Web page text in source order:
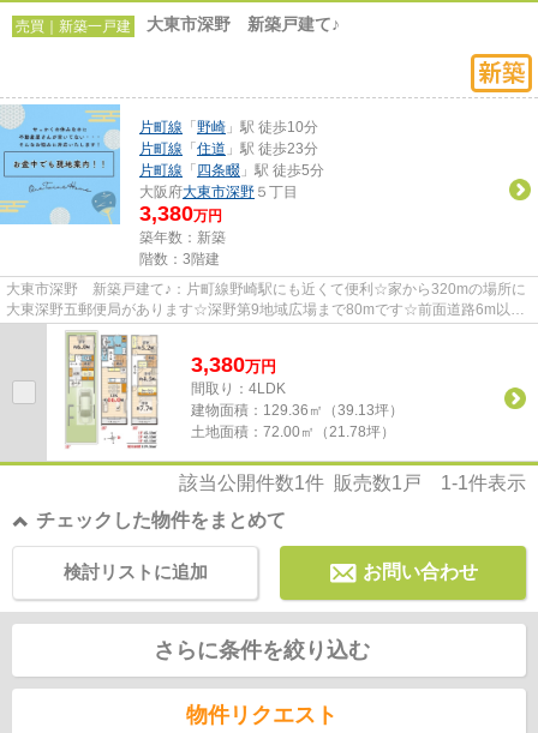
売買｜新築一戸建 大東市深野 新築戸建て♪
片町線 「 野崎 」駅 徒歩10分
片町線 「 住道 」駅 徒歩23分
片町線 「 四条畷 」駅 徒歩5分
大阪府大東市深野 ５丁目
3,380万円
築年数：新築
階数：3階建
大東市深野 新築戸建て♪：片町線野崎駅にも近くて便利☆家から320mの場所に
大東深野五郵便局があります☆深野第9地域広場まで80mです☆前面道路6m以上
ある物件です☆夢のマイホームを大東...
3,380万円
間取り：4LDK
建物面積： 129.36㎡（39.13坪）
土地面積： 72.00㎡（21.78坪）
該当公開件数1件 販売数1 戸 1-1件表示
チェックした物件をまとめて
お問い合わせ
検討リストに追加
さらに条件を絞り込む
物件リクエスト